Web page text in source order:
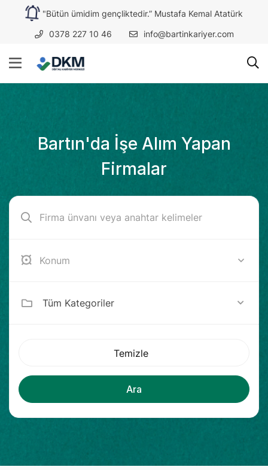
"Bütün ümidim gençliktedir.” Mustafa Kemal Atatürk
0378 227 10 46 info@bartinkariyer.com
Bartın'da İşe Alım Yapan
Firmalar
Bartın (Amasra)
Tüm Kategoriler
Temizle
Ara